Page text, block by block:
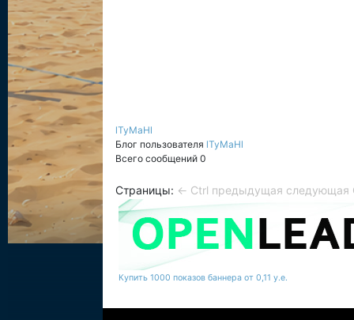
lTyMaHl
Блог пользователя lTyMaHl
Всего сообщений 0
Страницы: ← Ctrl предыдущая следующая
Купить 1000 показов баннера от 0,11 у.е.